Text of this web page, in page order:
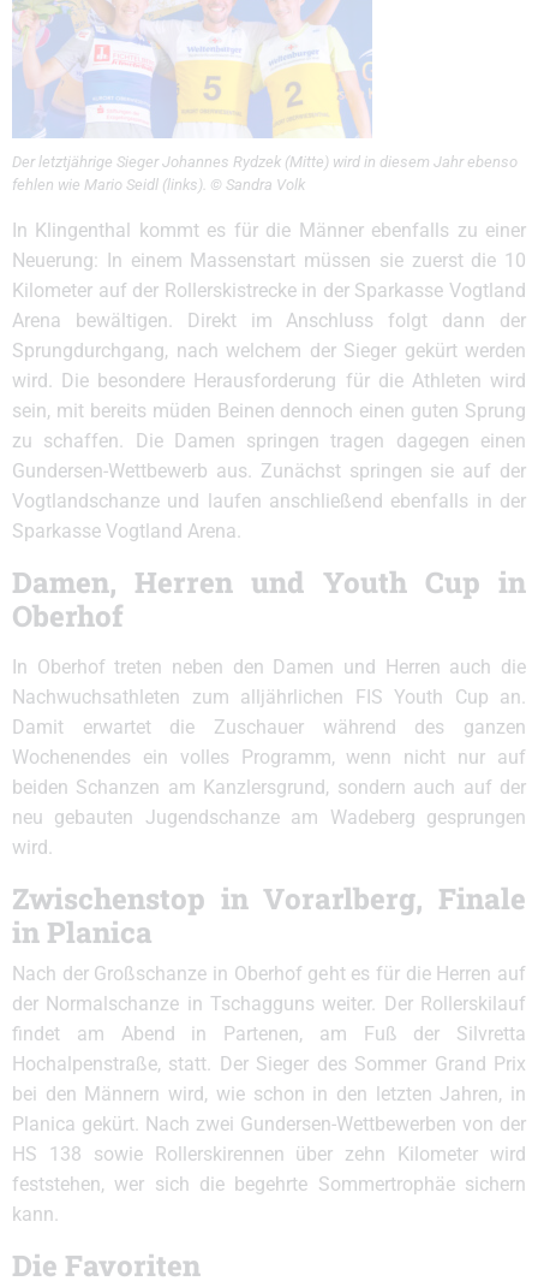
Der letztjährige Sieger Johannes Rydzek (Mitte) wird in diesem Jahr ebenso
fehlen wie Mario Seidl (links). © Sandra Volk
In Klingenthal kommt es für die Männer ebenfalls zu einer
Neuerung: In einem Massenstart müssen sie zuerst die 10
Kilometer auf der Rollerskistrecke in der Sparkasse Vogtland
Arena bewältigen. Direkt im Anschluss folgt dann der
Sprungdurchgang, nach welchem der Sieger gekürt werden
wird. Die besondere Herausforderung für die Athleten wird
sein, mit bereits müden Beinen dennoch einen guten Sprung
zu schaffen. Die Damen springen tragen dagegen einen
Gundersen-Wettbewerb aus. Zunächst springen sie auf der
Vogtlandschanze und laufen anschließend ebenfalls in der
Sparkasse Vogtland Arena.
Damen, Herren und Youth Cup in
Oberhof
In Oberhof treten neben den Damen und Herren auch die
Nachwuchsathleten zum alljährlichen FIS Youth Cup an.
Damit erwartet die Zuschauer während des ganzen
Wochenendes ein volles Programm, wenn nicht nur auf
beiden Schanzen am Kanzlersgrund, sondern auch auf der
neu gebauten Jugendschanze am Wadeberg gesprungen
wird.
Zwischenstop in Vorarlberg, Finale
in Planica
Nach der Großschanze in Oberhof geht es für die Herren auf
der Normalschanze in Tschagguns weiter. Der Rollerskilauf
findet am Abend in Partenen, am Fuß der Silvretta
Hochalpenstraße, statt. Der Sieger des Sommer Grand Prix
bei den Männern wird, wie schon in den letzten Jahren, in
Planica gekürt. Nach zwei Gundersen-Wettbewerben von der
HS 138 sowie Rollerskirennen über zehn Kilometer wird
feststehen, wer sich die begehrte Sommertrophäe sichern
kann.
Die Favoriten